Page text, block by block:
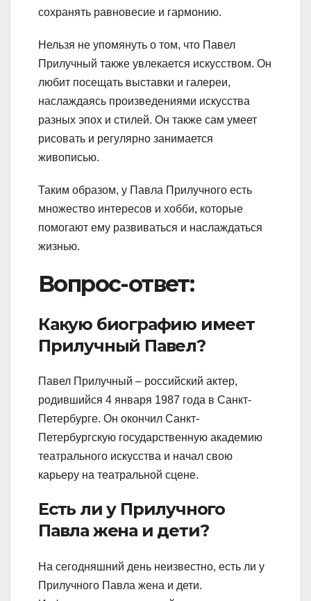
сохранять равновесие и гармонию.
Нельзя не упомянуть о том, что Павел
Прилучный также увлекается искусством. Он
любит посещать выставки и галереи,
наслаждаясь произведениями искусства
разных эпох и стилей. Он также сам умеет
рисовать и регулярно занимается
живописью.
Таким образом, у Павла Прилучного есть
множество интересов и хобби, которые
помогают ему развиваться и наслаждаться
жизнью.
Вопрос-ответ:
Какую биографию имеет
Прилучный Павел?
Павел Прилучный – российский актер,
родившийся 4 января 1987 года в Санкт-
Петербурге. Он окончил Санкт-
Петербургскую государственную академию
театрального искусства и начал свою
карьеру на театральной сцене.
Есть ли у Прилучного
Павла жена и дети?
На сегодняшний день неизвестно, есть ли у
Прилучного Павла жена и дети.